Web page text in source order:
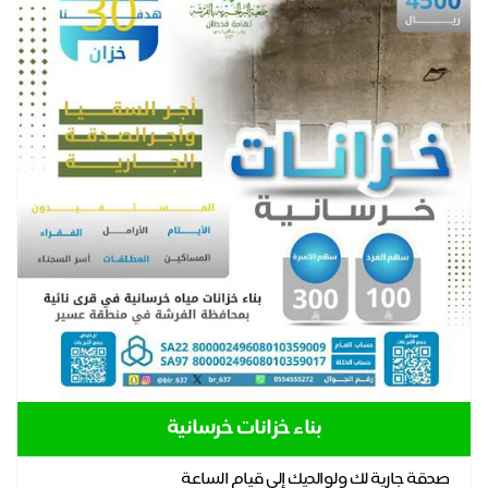
بناء خزانات خرسانية
صدقة جارية لك ولوالديك إلى قيام الساعة